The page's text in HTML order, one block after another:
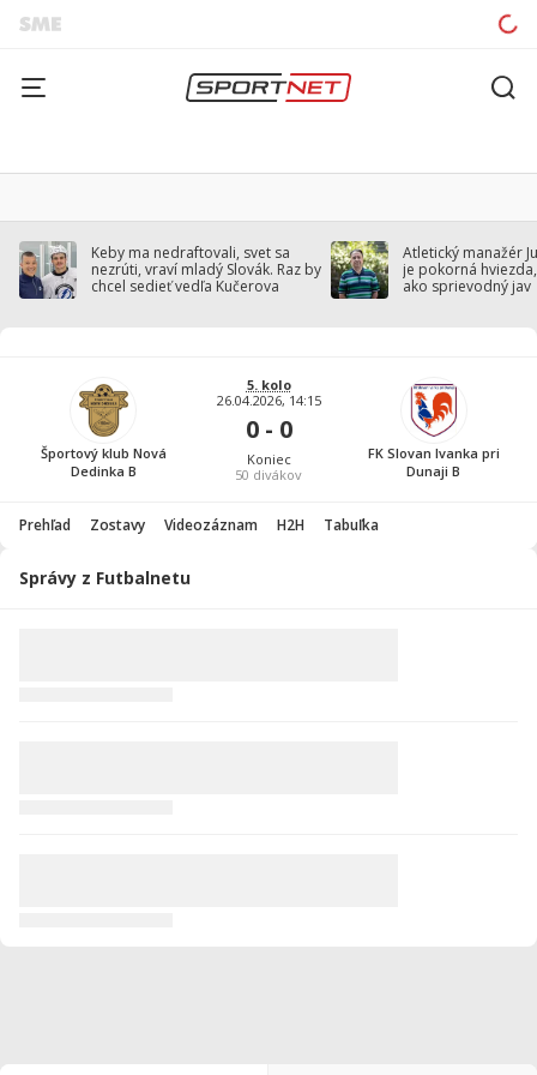
Keby ma nedraftovali, svet sa
nezrúti, vraví mladý Slovák. Raz by
chcel sedieť vedľa Kučerova
Atletický manažér
je pokorná
ako sprievodný jav
Športový klub Nová
Dedinka B
5. kolo
26.04.2026, 14:15
0 - 0
Koniec
50 divákov
FK Slovan Ivanka pri
Dunaji B
Prehľad Zostavy Videozáznam H2H Tabuľka
Správy z Futbalnetu